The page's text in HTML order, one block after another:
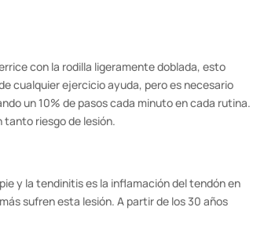
con la rodilla ligeramente doblada, esto
cualquier ejercicio ayuda, pero es necesario
un 10% de pasos cada minuto en cada rutina.
tanto riesgo de lesión.
y la tendinitis es la inflamación del tendón en
sufren esta lesión. A partir de los 30 años